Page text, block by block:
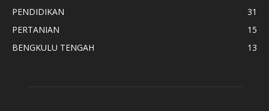
PENDIDIKAN
31
PERTANIAN
15
BENGKULU TENGAH
13